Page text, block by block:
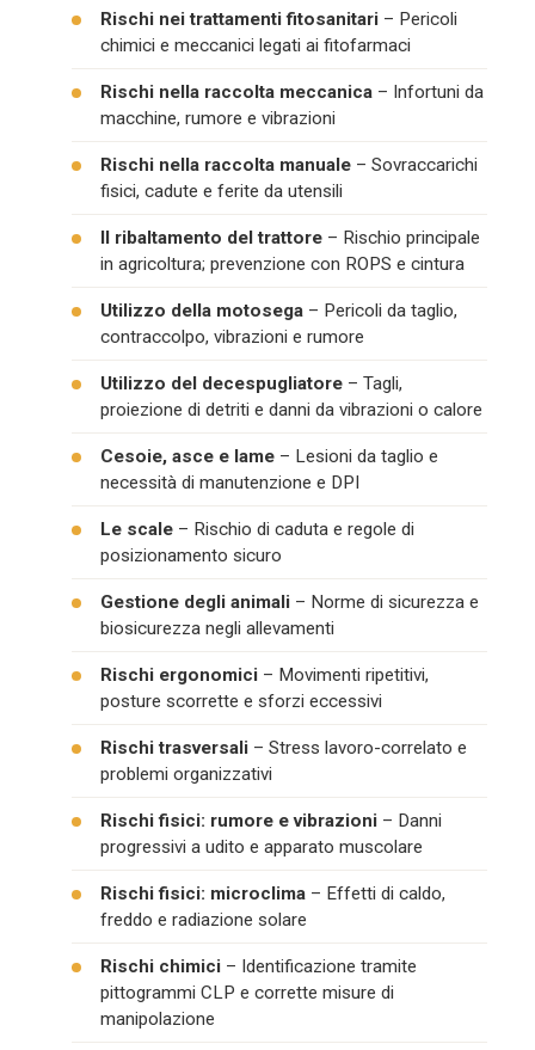
Rischi nei trattamenti fitosanitari – Pericoli
chimici e meccanici legati ai fitofarmaci
Rischi nella raccolta meccanica – Infortuni da
macchine, rumore e vibrazioni
Rischi nella raccolta manuale – Sovraccarichi
fisici, cadute e ferite da utensili
Il ribaltamento del trattore – Rischio principale
in agricoltura; prevenzione con ROPS e cintura
Utilizzo della motosega – Pericoli da taglio,
contraccolpo, vibrazioni e rumore
Utilizzo del decespugliatore – Tagli,
proiezione di detriti e danni da vibrazioni o calore
Cesoie, asce e lame – Lesioni da taglio e
necessità di manutenzione e DPI
Le scale – Rischio di caduta e regole di
posizionamento sicuro
Gestione degli animali – Norme di sicurezza e
biosicurezza negli allevamenti
Rischi ergonomici – Movimenti ripetitivi,
posture scorrette e sforzi eccessivi
Rischi trasversali – Stress lavoro-correlato e
problemi organizzativi
Rischi fisici: rumore e vibrazioni – Danni
progressivi a udito e apparato muscolare
Rischi fisici: microclima – Effetti di caldo,
freddo e radiazione solare
Rischi chimici – Identificazione tramite
pittogrammi CLP e corrette misure di
manipolazione